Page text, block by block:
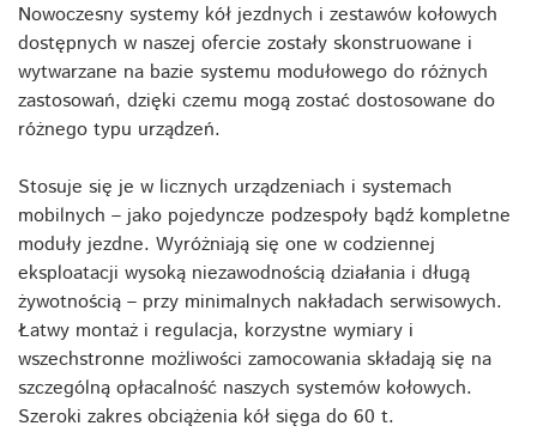
Nowoczesny systemy kół jezdnych i zestawów kołowych
dostępnych w naszej ofercie zostały skonstruowane i
wytwarzane na bazie systemu modułowego do różnych
zastosowań, dzięki czemu mogą zostać dostosowane do
różnego typu urządzeń.
Stosuje się je w licznych urządzeniach i systemach
mobilnych – jako pojedyncze podzespoły bądź kompletne
moduły jezdne. Wyróżniają się one w codziennej
eksploatacji wysoką niezawodnością działania i długą
żywotnością – przy minimalnych nakładach serwisowych.
Łatwy montaż i regulacja, korzystne wymiary i
wszechstronne możliwości zamocowania składają się na
szczególną opłacalność naszych systemów kołowych.
Szeroki zakres obciążenia kół sięga do 60 t.